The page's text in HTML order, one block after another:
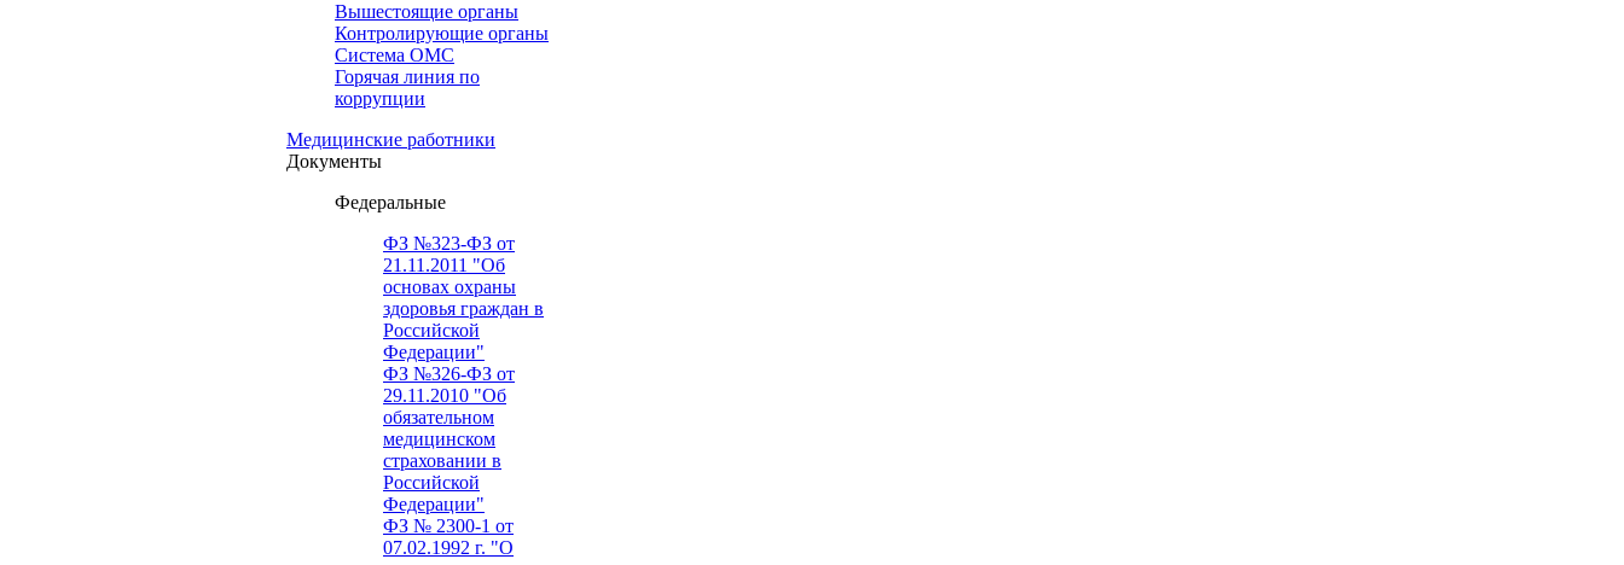
Вышестоящие органы
Контролирующие органы
Система ОМС
Горячая линия по
коррупции
Медицинские работники
Документы
Федеральные
ФЗ №323-ФЗ от
21.11.2011 "Об
основах охраны
здоровья граждан в
Российской
Федерации"
ФЗ №326-ФЗ от
29.11.2010 "Об
обязательном
медицинском
страховании в
Российской
Федерации"
ФЗ № 2300-1 от
07.02.1992 г. "О